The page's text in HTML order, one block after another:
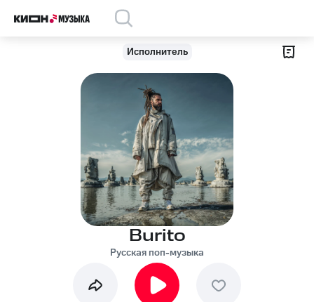
Исполнитель
Burito
Русская поп-музыка